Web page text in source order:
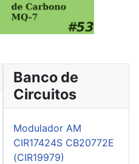
Banco de
Circuitos
Modulador AM
CIR17424S CB20772E
(CIR19979)